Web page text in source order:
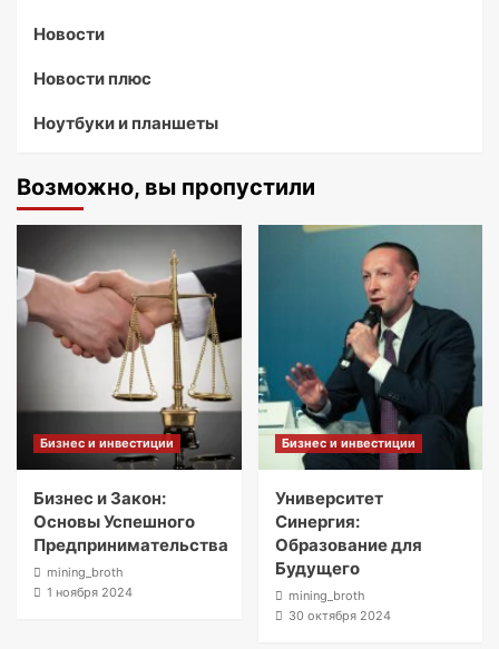
Новости
Новости плюс
Ноутбуки и планшеты
Возможно, вы пропустили
Бизнес и инвестиции
Бизнес и Закон:
Основы Успешного
Предпринимательства
mining_broth
1 ноября 2024
Бизнес и инвестиции
Университет
Синергия:
Образование для
Будущего
mining_broth
30 октября 2024